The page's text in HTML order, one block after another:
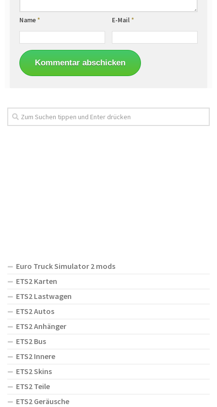
Name* E-Mail*
Euro Truck Simulator 2 mods
ETS2 Karten
ETS2 Lastwagen
ETS2 Autos
ETS2 Anhänger
ETS2 Bus
ETS2 Innere
ETS2 Skins
ETS2 Teile
ETS2 Geräusche